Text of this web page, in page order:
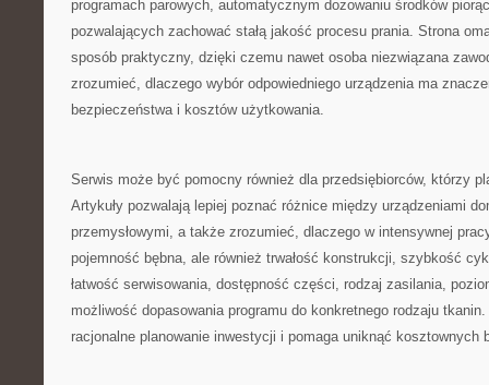
programach parowych, automatycznym dozowaniu środków
pozwalających zachować stałą jakość procesu prania. Strona
sposób praktyczny, dzięki czemu nawet osoba niezwiązana
zrozumieć, dlaczego wybór odpowiedniego urządzenia ma
bezpieczeństwa i kosztów użytkowania.
Serwis może być pomocny również dla przedsiębiorców, którzy
Artykuły pozwalają lepiej poznać różnice między urządzeniami
przemysłowymi, a także zrozumieć, dlaczego w intensywnej
pojemność bębna, ale również trwałość konstrukcji, szybkość
łatwość serwisowania, dostępność części, rodzaj zasilania,
możliwość dopasowania programu do konkretnego rodzaju tkanin.
racjonalne planowanie inwestycji i pomaga uniknąć kosztownych